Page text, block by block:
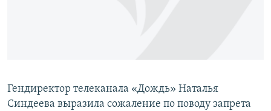
Все сайты RFE/RL
Гендиректор телеканала «Дождь» Наталья
Синдеева выразила сожаление по поводу запрета